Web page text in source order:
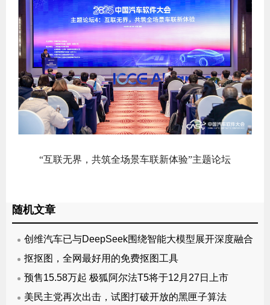
“互联无界，共筑全场景车联新体验”主题论坛
随机文章
创维汽车已与DeepSeek围绕智能大模型展开深度融合
抠抠图，全网最好用的免费抠图工具
预售15.58万起 极狐阿尔法T5将于12月27日上市
美民主党再次出击，试图打破开放的黑匣子算法